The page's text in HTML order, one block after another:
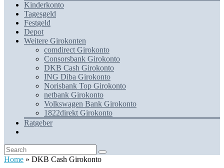
Kinderkonto
Tagesgeld
Festgeld
Depot
Weitere Girokonten
comdirect Girokonto
Consorsbank Girokonto
DKB Cash Girokonto
ING Diba Girokonto
Norisbank Top Girokonto
netbank Girokonto
Volkswagen Bank Girokonto
1822direkt Girokonto
Ratgeber
Home » DKB Cash Girokonto